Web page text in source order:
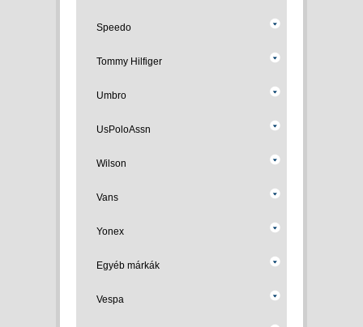
Speedo
Tommy Hilfiger
Umbro
UsPoloAssn
Wilson
Vans
Yonex
Egyéb márkák
Vespa